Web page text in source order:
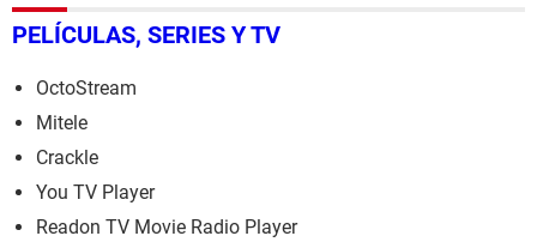
PELÍCULAS, SERIES Y TV
OctoStream
Mitele
Crackle
You TV Player
Readon TV Movie Radio Player